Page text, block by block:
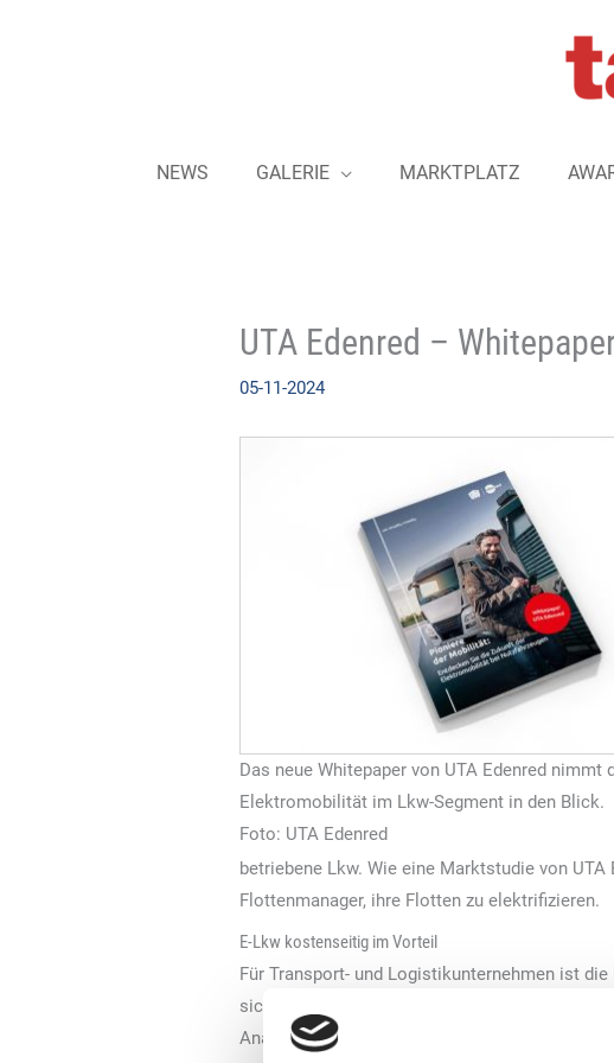
NEWS GALERIE MARKTPLATZ
UTA Edenred –
05-11-2024
Das neue Whitepaper von UTA Edenred nimmt
Elektromobilität im Lkw-Segment in den Blick.
Foto: UTA Edenred
betriebene Lkw. Wie eine Marktstudie von
Flottenmanager, ihre Flotten zu elektrifizieren.
E-Lkw kostenseitig im Vorteil
Für Transport- und Logistikunternehmen ist
sich ihr zu stellen, bringt nicht nur der Umwelt
Analyse zeigt. Zwar ist der Anschaffungspreis